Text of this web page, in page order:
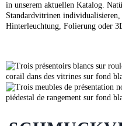
in unserem aktuellen Katalog.
Standardvitrinen
Hinterleuchtung, Folierung oder